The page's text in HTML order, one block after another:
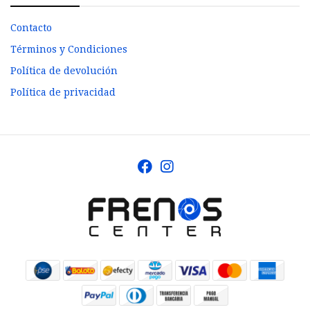
Contacto
Términos y Condiciones
Política de devolución
Política de privacidad